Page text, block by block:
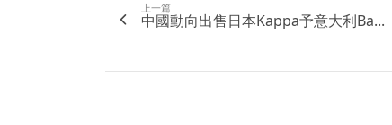
上一篇
中國動向出售日本Kappa予意大利Ba...